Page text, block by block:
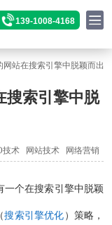
139-1008-4168
网站在搜索引擎中脱颖而出
搜索引擎中脱
技术 网站技术 网络营销
个在搜索引擎中脱颖
（搜索引擎优化）策略，